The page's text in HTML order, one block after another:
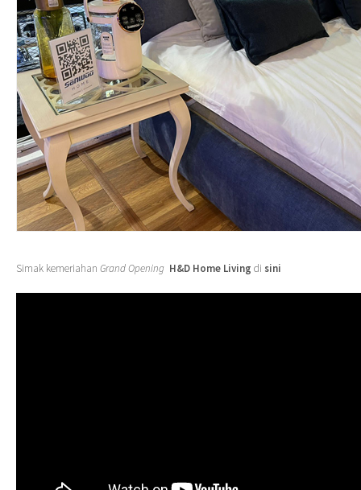
Simak kemeriahan Grand Opening H&D Home Living di sini